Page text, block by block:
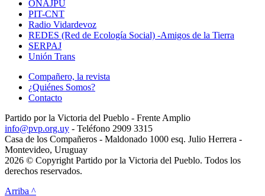
ONAJPU
PIT-CNT
Radio Vidardevoz
REDES (Red de Ecología Social) -Amigos de la Tierra
SERPAJ
Unión Trans
Compañero, la revista
¿Quiénes Somos?
Contacto
Partido por la Victoria del Pueblo - Frente Amplio
info@pvp.org.uy - Teléfono 2909 3315
Casa de los Compañeros - Maldonado 1000 esq. Julio Herrera -
Montevideo, Uruguay
2026 © Copyright Partido por la Victoria del Pueblo. Todos los
derechos reservados.
Arriba ^